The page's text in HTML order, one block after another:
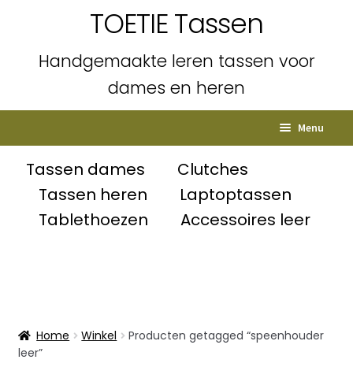
TOETIE Tassen
Handgemaakte leren tassen voor
dames en heren
navigatie
inhoud
Menu
Home
Mijn account
Tassen dames
Clutches
Tassen heren
Laptoptassen
Tablethoezen
Accessoires leer
Home Winkel
Producten getagged “speenhouder
leer”